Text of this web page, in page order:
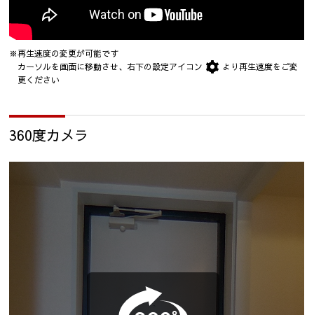
※再生速度の変更が可能です
カーソルを画面に移動させ、右下の設定アイコン
より再生速度をご変
更ください
360度カメラ